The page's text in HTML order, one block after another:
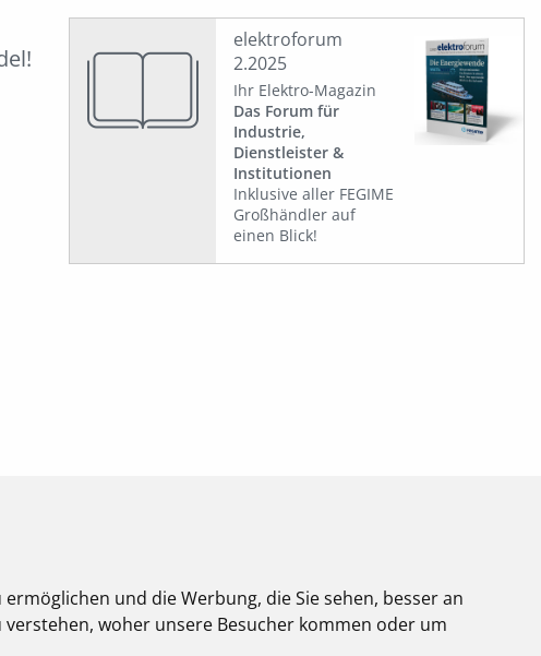
und die Werbung, die Sie sehen, besser an
woher unsere Besucher kommen oder um
elektroforum
2.2025
Ihr Elektro-Magazin
Das Forum für
Industrie,
Dienstleister &
Institutionen
Inklusive aller FEGIME
Großhändler auf
einen Blick!
Über uns
Impressum